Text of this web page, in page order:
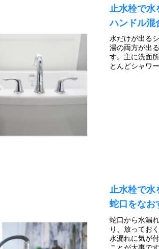
止水栓で
ハンドル混
水だけが出る
湯の両方が出
す。主に洗面
とんどシャワ
止水栓で
蛇口をなお
蛇口から水漏
り、放ってお
水漏れに気が
ことが大事で